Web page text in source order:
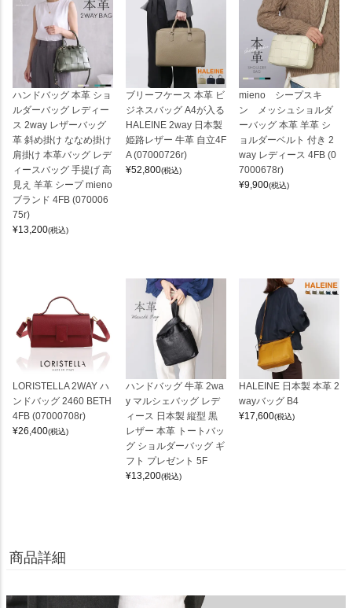
ハンドバッグ 本革 ショ
ルダーバッグ レディー
ス 2way レザーバッグ
革 斜め掛け ななめ掛け
肩掛け 本革バッグ レデ
ィースバッグ 手提げ 高
見え 羊革 シープ mieno
ブランド 4FB (070006
75r)
¥13,200(税込)
ブリーフケース 本革 ビ
ジネスバッグ A4が入る
HALEINE 2way 日本製
姫路レザー 牛革 自立4F
A (07000726r)
¥52,800(税込)
mieno シープスキ
ン メッシュショルダ
ーバッグ 本革 羊革 シ
ョルダーベルト 付き 2
way レディース 4FB (0
7000678r)
¥9,900(税込)
LORISTELLA 2WAY ハ
ンドバッグ 2460 BETH
4FB (07000708r)
¥26,400(税込)
ハンドバッグ 牛革 2wa
y マルシェバッグ レデ
ィース 日本製 縦型 黒
レザー 本革 トートバッ
グ ショルダーバッグ ギ
フト プレゼント 5F
¥13,200(税込)
HALEINE 日本製 本革 2
wayバッグ B4
¥17,600(税込)
商品詳細